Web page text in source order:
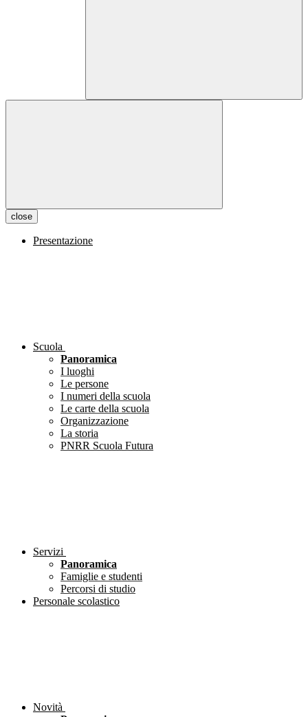
close
Presentazione
Scuola
Panoramica
I luoghi
Le persone
I numeri della scuola
Le carte della scuola
Organizzazione
La storia
PNRR Scuola Futura
Servizi
Panoramica
Famiglie e studenti
Percorsi di studio
Personale scolastico
Novità